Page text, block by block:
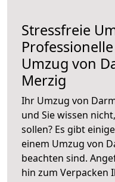
Stressfreie
Umzug von
Merzig
Ihr Umzug von
und Sie wissen
sollen? Es gibt
einem Umzug von
beachten sind.
hin zum Verpacken